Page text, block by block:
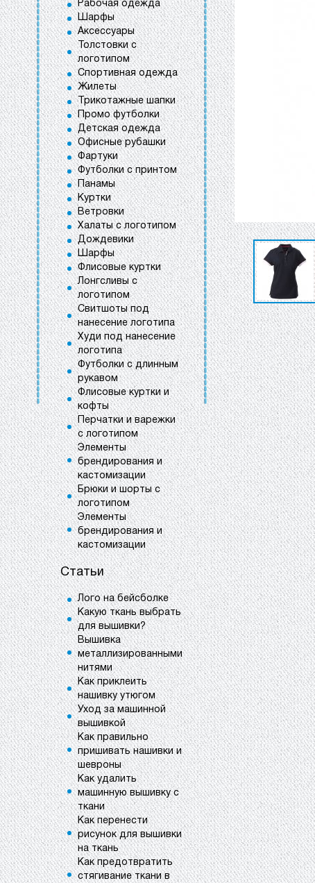
Рабочая одежда
Шарфы
Аксессуары
Толстовки с
логотипом
Спортивная одежда
Жилеты
Трикотажные шапки
Промо футболки
Детская одежда
Офисные рубашки
Фартуки
Футболки с принтом
Панамы
Куртки
Ветровки
Халаты с логотипом
Дождевики
Шарфы
Флисовые куртки
Лонгсливы с
логотипом
Свитшоты под
нанесение логотипа
Худи под нанесение
логотипа
Футболки с длинным
рукавом
Флисовые куртки и
кофты
Перчатки и варежки
с логотипом
Элементы
брендирования и
кастомизации
Брюки и шорты с
логотипом
Элементы
брендирования и
кастомизации
Статьи
Лого на бейсболке
Какую ткань выбрать
для вышивки?
Вышивка
металлизированными
нитями
Как приклеить
нашивку утюгом
Уход за машинной
вышивкой
Как правильно
пришивать нашивки и
шевроны
Как удалить
машинную вышивку с
ткани
Как перенести
рисунок для вышивки
на ткань
Как предотвратить
стягивание ткани в